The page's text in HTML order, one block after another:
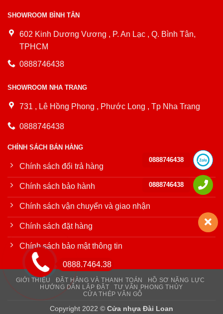
SHOWROOM BÌNH TÂN
602 Kinh Dương Vương , P. An Lạc , Q. Bình Tân,
TPHCM
0888746438
SHOWROOM NHA TRANG
731 , Lê Hồng Phong , Phước Long , Tp Nha Trang
0888746438
CHÍNH SÁCH BÁN HÀNG
Chính sách đổi trả hàng
Chính sách bảo hành
Chính sách vận chuyển và giao nhận
Chính sách đặt hàng
Chính sách bảo mật thông tin
GIỚI THIỆU ĐẶT HÀNG VÀ THANH TOÁN
HỒ SƠ NĂNG LỰC
HƯỚNG DẪN LẮP ĐẶT
TƯ VẤN PHONG THỦY
CỬA THÉP VÂN GỖ
Copyright 2022 © Cửa nhựa Đài Loan
0888.7464.38
0888746438
0888746438